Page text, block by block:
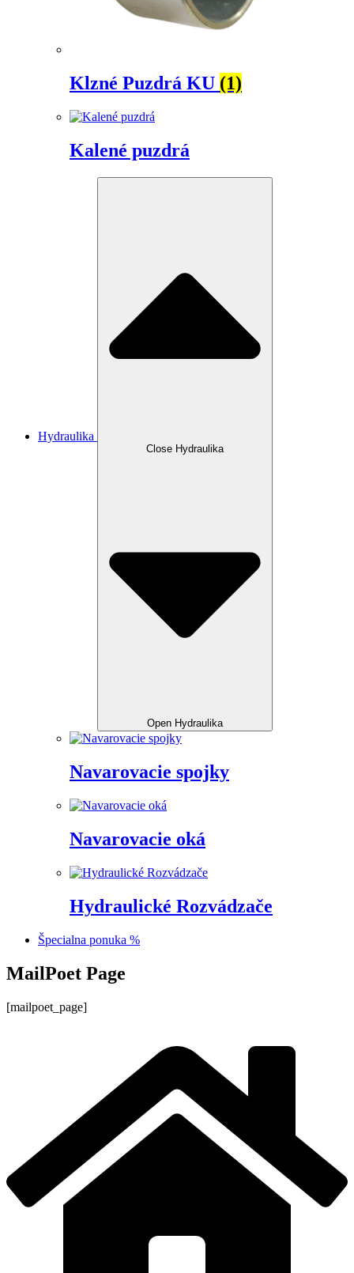
Klzné Puzdrá KU (1)
Kalené puzdrá
Hydraulika
Close Hydraulika
Open Hydraulika
Navarovacie spojky
Navarovacie oká
Hydraulické Rozvádzače
Špecialna ponuka %
MailPoet Page
[mailpoet_page]